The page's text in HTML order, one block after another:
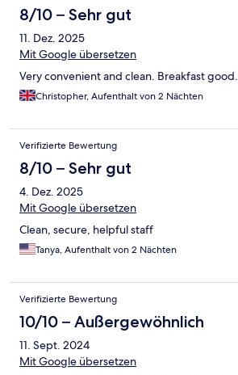
8/10 – Sehr gut
11. Dez. 2025
Mit Google übersetzen
Very convenient and clean. Breakfast good.
Christopher, Aufenthalt von 2 Nächten
Verifizierte Bewertung
8/10 – Sehr gut
4. Dez. 2025
Mit Google übersetzen
Clean, secure, helpful staff
Tanya, Aufenthalt von 2 Nächten
Verifizierte Bewertung
10/10 – Außergewöhnlich
11. Sept. 2024
Mit Google übersetzen